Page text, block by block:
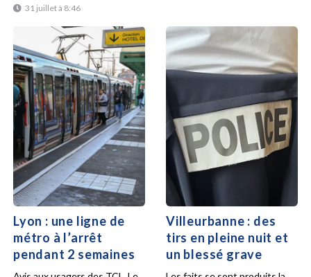
31 juillet à 8:46
Lyon : une ligne de
métro à l’arrêt
pendant 2 semaines
Villeurbanne : des
tirs en pleine nuit et
un blessé grave